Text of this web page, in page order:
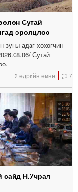
Сутай
оролцлоо
зуны адаг хөхөгчин
Сутай
2 өдрийн өмнө 7
сайд Н.Учрал